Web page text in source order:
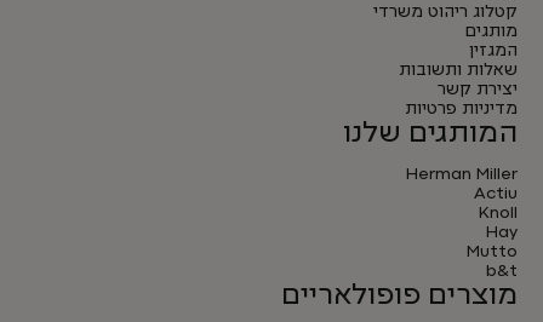
קטלוג ריהוט משרדי
מותגים
המגזין
שאלות ותשובות
יצירת קשר
מדיניות פרטיות
המותגים שלנו
Herman Miller
Actiu
Knoll
Hay
Mutto
b&t
מוצרים פופולאריים